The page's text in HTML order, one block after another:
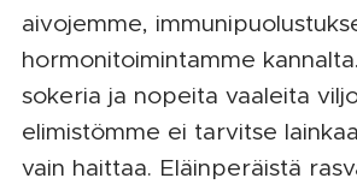
aivojemme,
hormonitoimintamme
sokeria ja nopeita vaaleita
elimistömme ei tarvitse
vain haittaa. Eläinperäistä